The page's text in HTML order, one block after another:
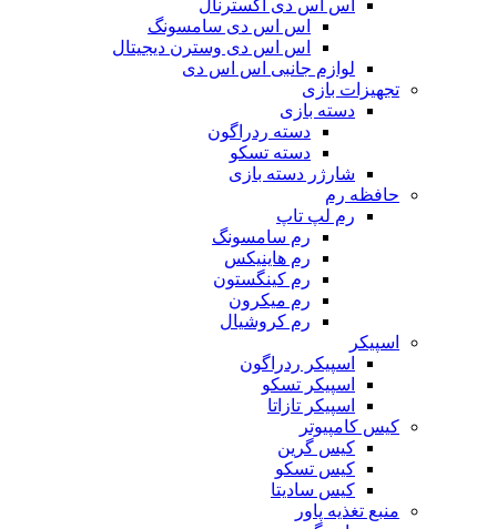
اس اس دی اکسترنال
اس اس دی سامسونگ
اس اس دی وسترن دیجیتال
لوازم جانبی اس اس دی
تجهیزات بازی
دسته بازی
دسته ردراگون
دسته تسکو
شارژر دسته بازی
حافظه رم
رم لپ تاپ
رم سامسونگ
رم هاینیکس
رم کینگستون
رم میکرون
رم کروشیال
اسپیکر
اسپیکر ردراگون
اسپیکر تسکو
اسپیکر تازاتا
کیس کامپیوتر
کیس گرین
کیس تسکو
کیس سادیتا
منبع تغذیه‌ پاور